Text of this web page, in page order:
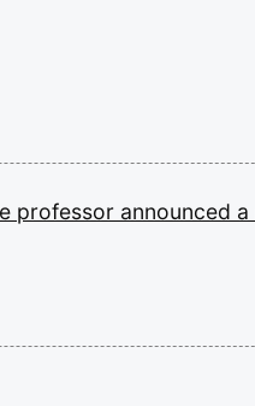
professor announced a